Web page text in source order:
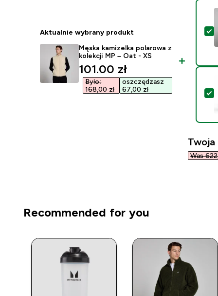
Aktualnie wybrany produkt
Męska kamizelka polarowa z
kolekcji MP – Oat - XS
discounted price
101.00 zł‎
Było:
168,00 zł‎
oszczędzasz
67,00 zł‎
Twoja
Was
Recommended for you